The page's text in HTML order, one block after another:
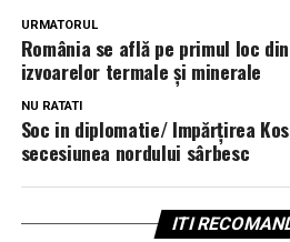
URMATORUL
România se află pe primul loc
izvoarelor termale şi minerale
NU RATATI
Soc in diplomatie/ Impărțirea
secesiunea nordului sârbesc
ITI